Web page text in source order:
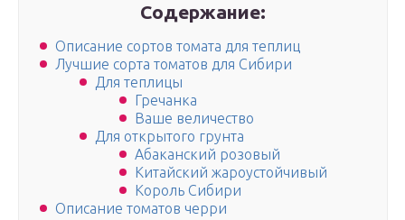
Содержание:
Описание сортов томата для теплиц
Лучшие сорта томатов для Сибири
Для теплицы
Гречанка
Ваше величество
Для открытого грунта
Абаканский розовый
Китайский жароустойчивый
Король Сибири
Описание томатов черри